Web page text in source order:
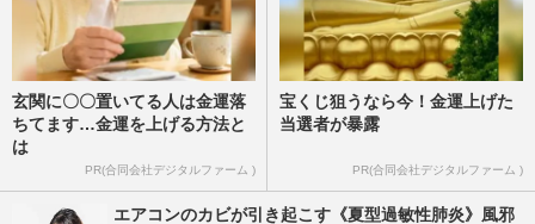
玄関に〇〇置いてる人は金運落
ちてます…金運を上げる方法と
は
PR(合同会社デジタルファーム )
宝くじ狙うなら今！金運上げた
当選者が暴露
PR(合同会社デジタルファーム )
エアコンのカビが引き起こす《夏型過敏性肺炎》風邪